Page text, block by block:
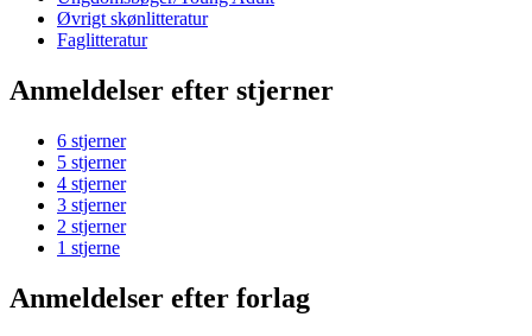
Øvrigt skønlitteratur
Faglitteratur
Anmeldelser efter stjerner
6 stjerner
5 stjerner
4 stjerner
3 stjerner
2 stjerner
1 stjerne
Anmeldelser efter forlag